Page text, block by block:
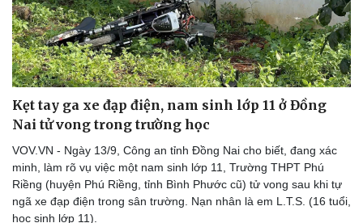
Doanh nghiệp
Thông tin doanh nghiệp
Doanh nghiệp 24h
Doanh nhân
Vì cộng đồng
Công nghệ
Sành điệu
Tin Công nghệ
Trải nghiệm
Chuyển đổi số
Kẹt tay ga xe đạp điện, nam sinh lớp 11 ở Đồng
Nai tử vong trong trường học
VOV.VN - Ngày 13/9, Công an tỉnh Đồng Nai cho biết, đang xác
minh, làm rõ vụ việc một nam sinh lớp 11, Trường THPT Phú
Riềng (huyện Phú Riềng, tỉnh Bình Phước cũ) tử vong sau khi tự
ngã xe đạp điện trong sân trường. Nạn nhân là em L.T.S. (16 tuổi,
học sinh lớp 11).